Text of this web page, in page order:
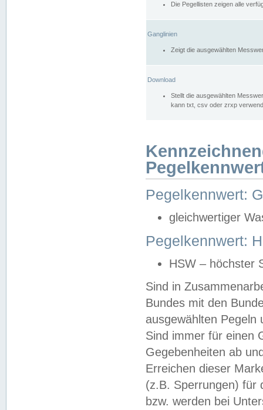
Die Pegellisten zeigen alle
Ganglinien
Zeigt die ausgewählten
Download
Stellt die ausgewählten
kann txt, csv oder zrxp
Pegelkennwert:
gleichwertiger
Pegelkennwert:
HSW – höchster
Sind in
Bundes mit den
ausgewählten
Sind immer für einen
Gegebenheiten ab
Erreichen dieser
(z.B. Sperrungen) für
bzw. werden bei